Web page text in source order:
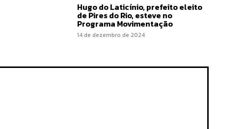
Hugo do Laticínio, prefeito eleito
de Pires do Rio, esteve no
Programa Movimentação
14 de dezembro de 2024